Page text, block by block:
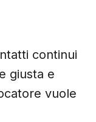
continui
giusta e
vuole